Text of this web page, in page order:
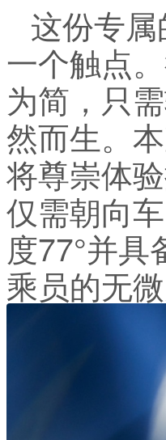
这份专
一个触点
为简，只
然而生。
将尊崇体
仅需朝向
度77°并
乘员的无微